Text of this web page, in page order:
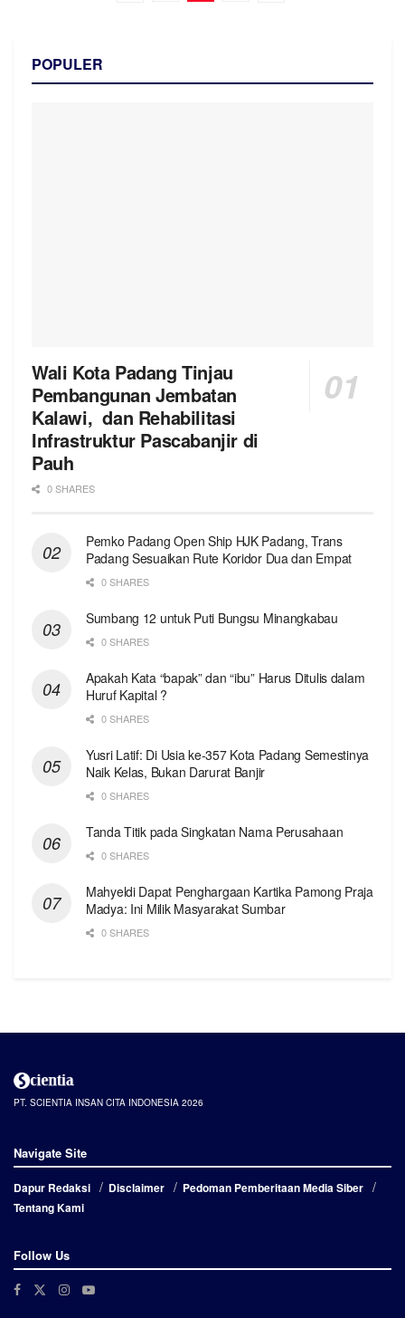
POPULER
Wali Kota Padang Tinjau
Pembangunan Jembatan
Kalawi, dan Rehabilitasi
Infrastruktur Pascabanjir di
Pauh
0 SHARES
Pemko Padang Open Ship HJK Padang, Trans
Padang Sesuaikan Rute Koridor Dua dan Empat
0 SHARES
Sumbang 12 untuk Puti Bungsu Minangkabau
0 SHARES
Apakah Kata “bapak” dan “ibu” Harus Ditulis dalam
Huruf Kapital ?
0 SHARES
Yusri Latif: Di Usia ke-357 Kota Padang Semestinya
Naik Kelas, Bukan Darurat Banjir
0 SHARES
Tanda Titik pada Singkatan Nama Perusahaan
0 SHARES
Mahyeldi Dapat Penghargaan Kartika Pamong Praja
Madya: Ini Milik Masyarakat Sumbar
0 SHARES
PT. SCIENTIA INSAN CITA INDONESIA 2026
Navigate Site
Dapur Redaksi Disclaimer
Pedoman Pemberitaan Media Siber
Tentang Kami
Follow Us